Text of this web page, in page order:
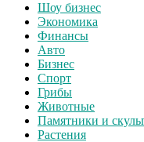
Шоу бизнес
Экономика
Финансы
Авто
Бизнес
Спорт
Грибы
Животные
Памятники и
Растения